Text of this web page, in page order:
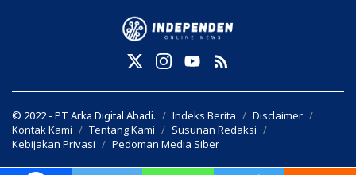
© 2022 - PT Arka Digital Abadi. Indeks Berita
Disclaimer
Kontak Kami
Tentang Kami
Susunan Redaksi
Kebijakan Privasi
Pedoman Media Siber